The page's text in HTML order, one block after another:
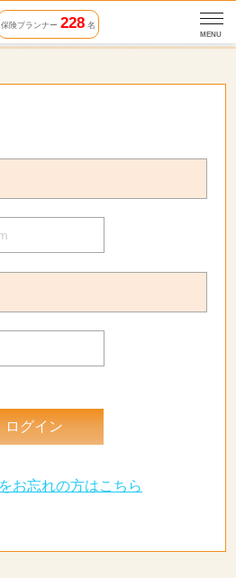
保険プランナー228 名
MENU
お忘れの方はこちら